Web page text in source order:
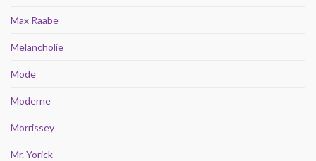
Max Raabe
Melancholie
Mode
Moderne
Morrissey
Mr. Yorick